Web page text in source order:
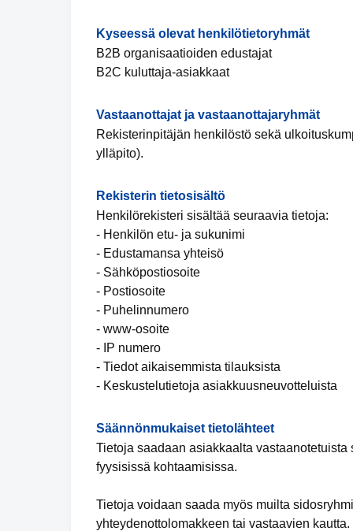
Kyseessä olevat henkilötietoryhmät
B2B organisaatioiden edustajat
B2C kuluttaja-asiakkaat
Vastaanottajat ja vastaanottajaryhmät
Rekisterinpitäjän henkilöstö sekä
ylläpito).
Rekisterin tietosisältö
Henkilörekisteri sisältää seuraavia tietoja:
- Henkilön etu- ja sukunimi
- Edustamansa yhteisö
- Sähköpostiosoite
- Postiosoite
- Puhelinnumero
- www-osoite
- IP numero
- Tiedot aikaisemmista tilauksista
- Keskustelutietoja asiakkuusneuvotteluista
Säännönmukaiset tietolähteet
Tietoja saadaan asiakkaalta
fyysisissä kohtaamisissa.
Tietoja voidaan saada myös muilta
yhteydenottolomakkeen tai vastaavien kautta.